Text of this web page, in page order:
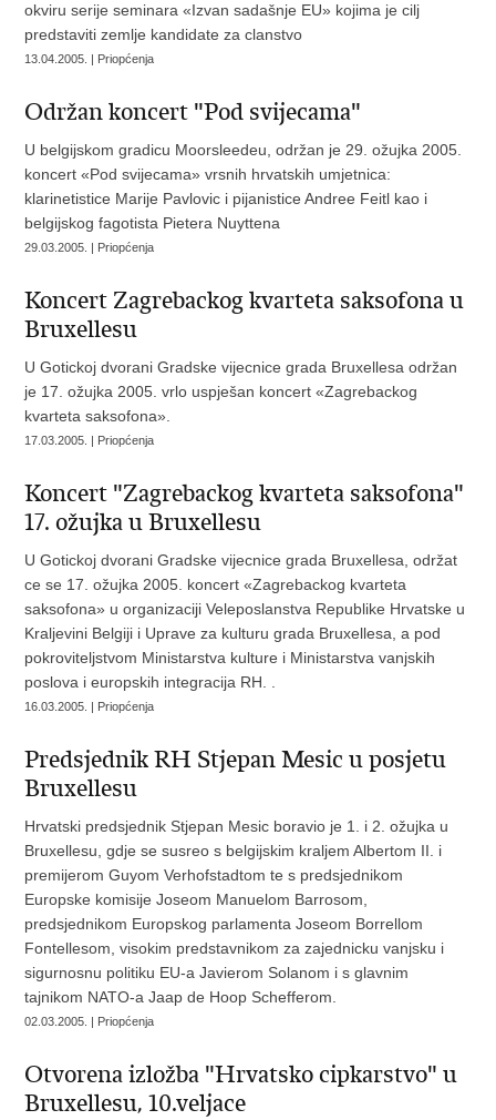
okviru serije seminara «Izvan sadašnje EU» kojima je cilj
predstaviti zemlje kandidate za clanstvo
13.04.2005. | Priopćenja
Održan koncert "Pod svijecama"
U belgijskom gradicu Moorsleedeu, održan je 29. ožujka 2005.
koncert «Pod svijecama» vrsnih hrvatskih umjetnica:
klarinetistice Marije Pavlovic i pijanistice Andree Feitl kao i
belgijskog fagotista Pietera Nuyttena
29.03.2005. | Priopćenja
Koncert Zagrebackog kvarteta saksofona u
Bruxellesu
U Gotickoj dvorani Gradske vijecnice grada Bruxellesa održan
je 17. ožujka 2005. vrlo uspješan koncert «Zagrebackog
kvarteta saksofona».
17.03.2005. | Priopćenja
Koncert "Zagrebackog kvarteta saksofona"
17. ožujka u Bruxellesu
U Gotickoj dvorani Gradske vijecnice grada Bruxellesa, održat
ce se 17. ožujka 2005. koncert «Zagrebackog kvarteta
saksofona» u organizaciji Veleposlanstva Republike Hrvatske u
Kraljevini Belgiji i Uprave za kulturu grada Bruxellesa, a pod
pokroviteljstvom Ministarstva kulture i Ministarstva vanjskih
poslova i europskih integracija RH. .
16.03.2005. | Priopćenja
Predsjednik RH Stjepan Mesic u posjetu
Bruxellesu
Hrvatski predsjednik Stjepan Mesic boravio je 1. i 2. ožujka u
Bruxellesu, gdje se susreo s belgijskim kraljem Albertom II. i
premijerom Guyom Verhofstadtom te s predsjednikom
Europske komisije Joseom Manuelom Barrosom,
predsjednikom Europskog parlamenta Joseom Borrellom
Fontellesom, visokim predstavnikom za zajednicku vanjsku i
sigurnosnu politiku EU-a Javierom Solanom i s glavnim
tajnikom NATO-a Jaap de Hoop Schefferom.
02.03.2005. | Priopćenja
Otvorena izložba "Hrvatsko cipkarstvo" u
Bruxellesu, 10.veljace